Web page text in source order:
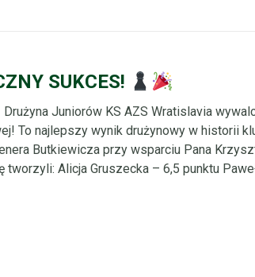
SUKCES!
Drużyna Juniorów KS AZS Wratislavia
To najlepszy wynik drużynowy w historii
Butkiewicza przy wsparciu Pana
tworzyli: Alicja Gruszecka – 6,5 punktu